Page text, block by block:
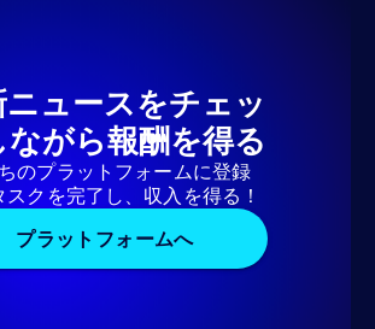
ニュースをチェッ
ながら報酬を得る
のプラットフォームに登録
スクを完了し、収入を得る！
プラットフォームへ